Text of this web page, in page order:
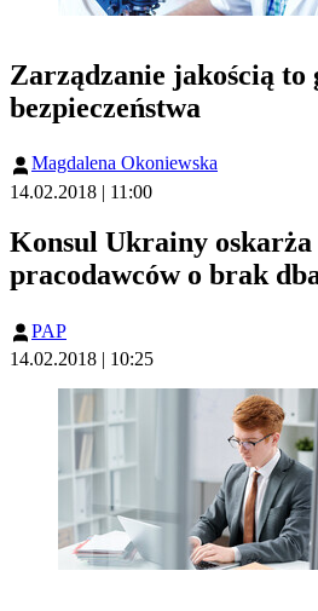
Zarządzanie jakością to
bezpieczeństwa
Magdalena Okoniewska
14.02.2018 | 11:00
Konsul Ukrainy oskarża
pracodawców o brak
PAP
14.02.2018 | 10:25